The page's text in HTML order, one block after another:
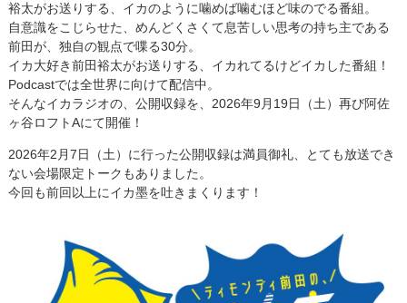
裕太がお送りする、イカのように噛めば噛むほど味のでる番組。
自意識をこじらせた、めんどくさくて息苦しい思考の持ち主である
前田が、独自の観点で喋る30分。
イカ大好き前田裕太がお送りする、イカれてるけどイカした番組！
Podcastでは全世界に向けて配信中。
そんなイカラジオの、公開収録を、2026年9月19日（土）再び阿佐
ヶ谷ロフトAにて開催！
2026年2月7日（土）に行った公開収録は満員御礼、とても放送でき
ない会場限定トークもありました。
今回も前回以上にイカ墨を吐きまくります！